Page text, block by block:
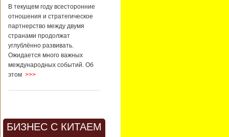
сотрудничеству
государственной
корпорации
«Ростех» Виктор
Кладов
журналистам в
ходе
аэрокосмической
выставки Aero
проходит в
Россией на
В текущем году всесторонние
отношения и стратегическое
партнерство между двумя
странами продолжат
углублённо развивать.
Ожидается много важных
международных событий. Об
этом >>>
БИЗНЕС С КИТАЕМ